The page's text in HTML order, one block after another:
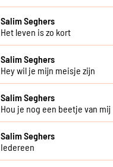
Salim Seghers
Het leven is zo kort
Salim Seghers
Hey wil je mijn meisje zijn
Salim Seghers
Hou je nog een beetje van mij
Salim Seghers
Iedereen